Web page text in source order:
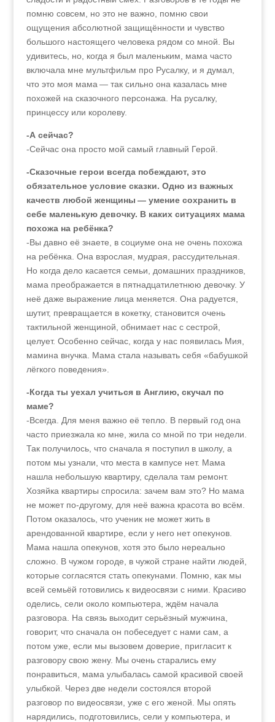
помню совсем, но это не важно, помню свои
ощущения абсолютной защищённости и чувство
большого настоящего человека рядом со мной. Вы
удивитесь, но, когда я был маленьким, мама часто
включала мне мультфильм про Русалку, и я думал,
что это моя мама — так сильно она казалась мне
похожей на сказочного персонажа. На русалку,
принцессу или королеву.
-А сейчас?
-Сейчас она просто мой самый главный Герой.
-Сказочные герои всегда побеждают, это
обязательное условие сказки. Одно из важных
качеств любой женщины — умение сохранить в
себе маленькую девочку. В каких ситуациях мама
похожа на ребёнка?
-Вы давно её знаете, в социуме она не очень похожа
на ребёнка. Она взрослая, мудрая, рассудительная.
Но когда дело касается семьи, домашних праздников,
мама преображается в пятнадцатилетнюю девочку. У
неё даже выражение лица меняется. Она радуется,
шутит, превращается в кокетку, становится очень
тактильной женщиной, обнимает нас с сестрой,
целует. Особенно сейчас, когда у нас появилась Мия,
мамина внучка. Мама стала называть себя «бабушкой
лёгкого поведения».
-Когда ты уехал учиться в Англию, скучал по
маме?
-Всегда. Для меня важно её тепло. В первый год она
часто приезжала ко мне, жила со мной по три недели.
Так получилось, что сначала я поступил в школу, а
потом мы узнали, что места в кампусе нет. Мама
нашла небольшую квартиру, сделала там ремонт.
Хозяйка квартиры спросила: зачем вам это? Но мама
не может по-другому, для неё важна красота во всём.
Потом оказалось, что ученик не может жить в
арендованной квартире, если у него нет опекунов.
Мама нашла опекунов, хотя это было нереально
сложно. В чужом городе, в чужой стране найти людей,
которые согласятся стать опекунами. Помню, как мы
всей семьёй готовились к видеосвязи с ними. Красиво
оделись, сели около компьютера, ждём начала
разговора. На связь выходит серьёзный мужчина,
говорит, что сначала он побеседует с нами сам, а
потом уже, если мы вызовем доверие, пригласит к
разговору свою жену. Мы очень старались ему
понравиться, мама улыбалась самой красивой своей
улыбкой. Через две недели состоялся второй
разговор по видеосвязи, уже с его женой. Мы опять
нарядились, подготовились, сели у компьютера, и